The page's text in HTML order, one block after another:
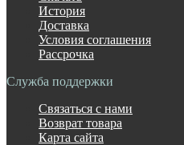
История
Доставка
Условия соглашения
Рассрочка
Служба поддержки
Связаться с нами
Возврат товара
Карта сайта